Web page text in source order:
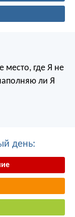
место, где Я не
ли Я
день: